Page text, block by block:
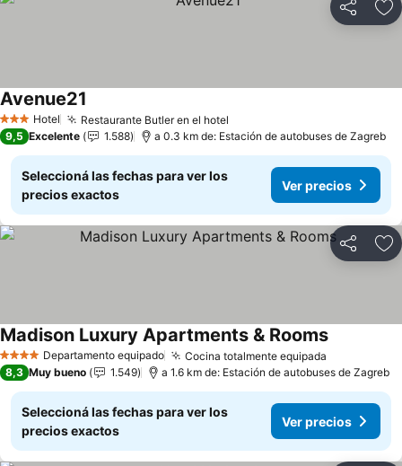
Compartir
3 Estrellas
Hotel Restaurante Butler en el hotel
Avenue21
9,5 Excelente 1.588 a 0.3 km de: Estación de autobuses de Zagreb
Seleccioná las fechas para ver los
precios exactos
Ver precios
Compartir
4 EstrellasDepartamento equipado Cocina totalmente equipada
Madison Luxury Apartments & Rooms
8,3 Muy bueno 1.549 a 1.6 km de: Estación de autobuses de Zagreb
Seleccioná las fechas para ver los
precios exactos
Ver precios